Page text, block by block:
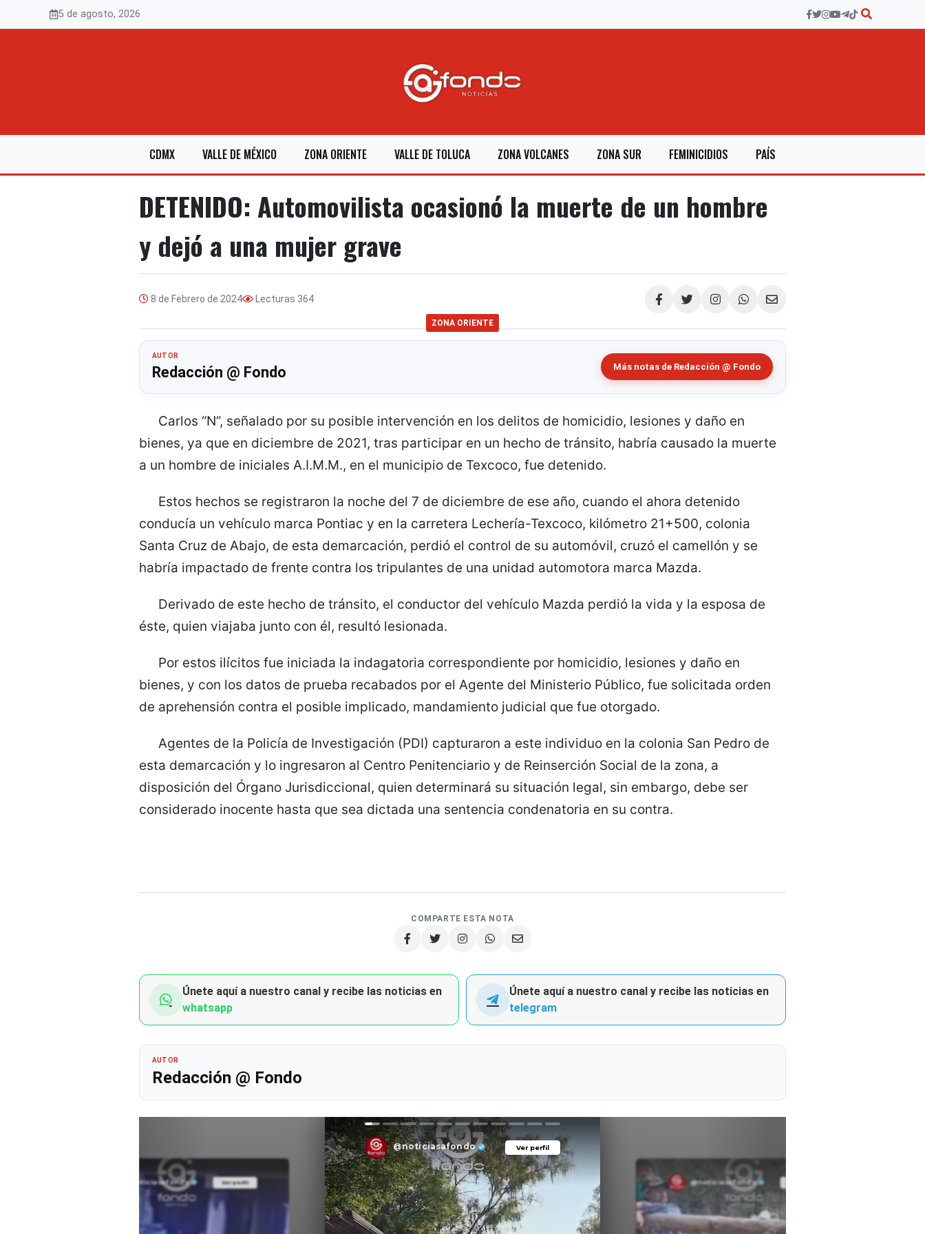
5 de agosto, 2026
CDMX VALLE DE MÉXICO ZONA ORIENTE VALLE DE TOLUCA ZONA VOLCANES ZONA SUR FEMINICIDIOS PAÍS
DETENIDO: Automovilista ocasionó la muerte de un hombre
y dejó a una mujer grave
8 de Febrero de 2024 Lecturas 364
Compartir
ZONA ORIENTE
AUTOR
Redacción @ Fondo Más notas de Redacción @ Fondo
Carlos “N”, señalado por su posible intervención en los delitos de homicidio, lesiones y daño en
bienes, ya que en diciembre de 2021, tras participar en un hecho de tránsito, habría causado la muerte
a un hombre de iniciales A.I.M.M., en el municipio de Texcoco, fue detenido.
Estos hechos se registraron la noche del 7 de diciembre de ese año, cuando el ahora detenido
conducía un vehículo marca Pontiac y en la carretera Lechería-Texcoco, kilómetro 21+500, colonia
Santa Cruz de Abajo, de esta demarcación, perdió el control de su automóvil, cruzó el camellón y se
habría impactado de frente contra los tripulantes de una unidad automotora marca Mazda.
Derivado de este hecho de tránsito, el conductor del vehículo Mazda perdió la vida y la esposa de
éste, quien viajaba junto con él, resultó lesionada.
Por estos ilícitos fue iniciada la indagatoria correspondiente por homicidio, lesiones y daño en
bienes, y con los datos de prueba recabados por el Agente del Ministerio Público, fue solicitada orden
de aprehensión contra el posible implicado, mandamiento judicial que fue otorgado.
Agentes de la Policía de Investigación (PDI) capturaron a este individuo en la colonia San Pedro de
esta demarcación y lo ingresaron al Centro Penitenciario y de Reinserción Social de la zona, a
disposición del Órgano Jurisdiccional, quien determinará su situación legal, sin embargo, debe ser
considerado inocente hasta que sea dictada una sentencia condenatoria en su contra.
COMPARTE ESTA NOTA
Únete aquí a nuestro canal y recibe las noticias en
whatsapp
Únete aquí a nuestro canal y recibe las noticias en
telegram
AUTOR
Redacción @ Fondo
Ver perfil
@noticiasafondo Ver perfil
@noticiasafondo
Ver perfil
@noticiasafondo Ver perfil